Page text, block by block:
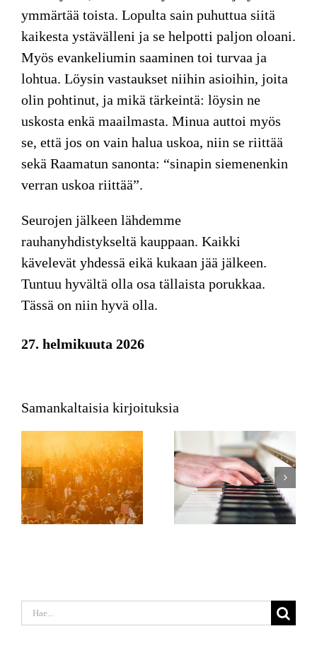
ymmärtää toista. Lopulta sain puhuttua siitä
kaikesta ystävälleni ja se helpotti paljon oloani.
Myös evankeliumin saaminen toi turvaa ja
lohtua. Löysin vastaukset niihin asioihin, joita
olin pohtinut, ja mikä tärkeintä: löysin ne
uskosta enkä maailmasta. Minua auttoi myös
se, että jos on vain halua uskoa, niin se riittää
sekä Raamatun sanonta: “sinapin siemenenkin
verran uskoa riittää”.
Seurojen jälkeen lähdemme
rauhanyhdistykseltä kauppaan. Kaikki
kävelevät yhdessä eikä kukaan jää jälkeen.
Tuntuu hyvältä olla osa tällaista porukkaa.
Tässä on niin hyvä olla.
27. helmikuuta 2026
Samankaltaisia kirjoituksia
Etsi